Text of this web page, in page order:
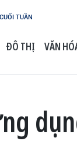
TUẦN
ĐÔ THỊ VĂN